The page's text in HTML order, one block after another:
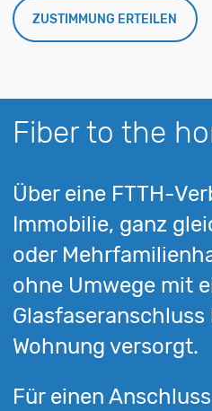
ZUSTIMMUNG ERTEILEN
Fiber to the
Über eine FTTH-
Immobilie, ganz
oder
ohne Umwege mit
Glasfaseranschluss
Wohnung versorgt.
Für einen